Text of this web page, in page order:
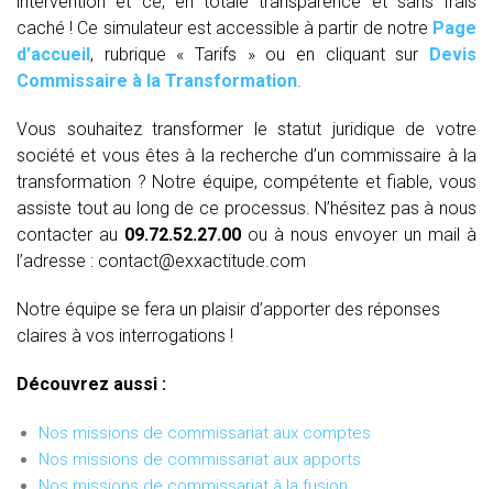
caché ! Ce simulateur est accessible à partir de notre Page
d’accueil, rubrique « Tarifs » ou en cliquant sur Devis
Commissaire à la Transformation.
Vous souhaitez transformer le statut juridique de votre
société et vous êtes à la recherche d’un commissaire à la
transformation ? Notre équipe, compétente et fiable, vous
assiste tout au long de ce processus. N’hésitez pas à nous
contacter au 09.72.52.27.00 ou à nous envoyer un mail à
l’adresse : contact@exxactitude.com
Notre équipe se fera un plaisir d’apporter des réponses
claires à vos interrogations !
Découvrez aussi :
Nos missions de commissariat aux comptes
Nos missions de commissariat aux apports